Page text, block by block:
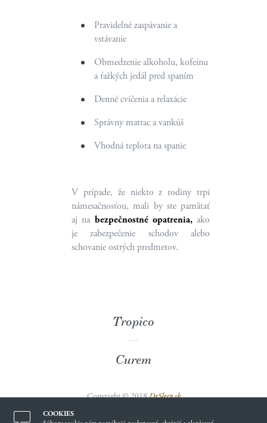
Pravidelné zaspávanie a
vstávanie
Obmedzenie alkoholu, kofeínu
a ťažkých jedál pred spaním
Denné cvičenia a relaxácie
Správny matrac a vankúš
Vhodná teplota na spanie
V prípade, že niekto z rodiny trpí
námesačnosťou, mali by ste pamätať
aj na bezpečnostné opatrenia,ako
je zabezpečenie schodov alebo
schovanie ostrých predmetov.
Tropico
Curem
Copyright © 2018DrSleep.sk
COOKIES